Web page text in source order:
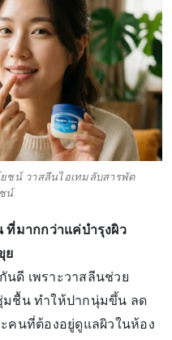
ชน์ วาสลีนไอเทมลับสารพัด
น์
ที่มากกว่าแค่บำรุงผิว
ย
ดี เพราะวาสลีนช่วย
มชื้น ทำให้ปากนุ่มขึ้น ลด
คนที่ต้องอยู่ดูแลผิวในห้อง